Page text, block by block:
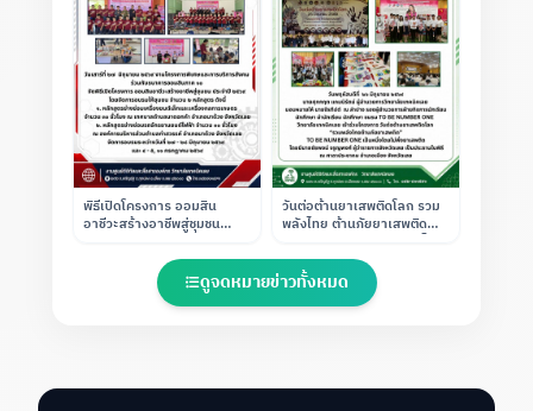
พิธีเปิดโครงการ ออมสิน
อาชีวะสร้างอาชีพสู่ชุมชน
พิเศษและการบริการสังคม
ร่วมกับ ธนาคารออมสินภาค
วันต่อต้านยาเสพติดโลก รวม
พลังไทย ต้านภัยยาเสพติด
หนึ่งโดยไม่พึ่งยาเสพติด)
ดูจดหมายข่าวทั้งหมด